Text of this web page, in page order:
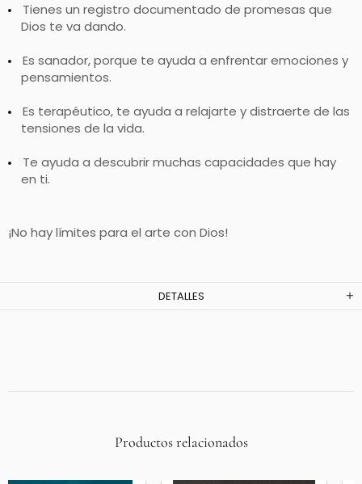
Tienes un registro documentado de promesas que
Dios te va dando.
Es sanador, porque te ayuda a enfrentar emociones y
pensamientos.
Es terapéutico, te ayuda a relajarte y distraerte de las
tensiones de la vida.
Te ayuda a descubrir muchas capacidades que hay
en ti.
¡No hay límites para el arte con Dios!
DETALLES
Productos relacionados